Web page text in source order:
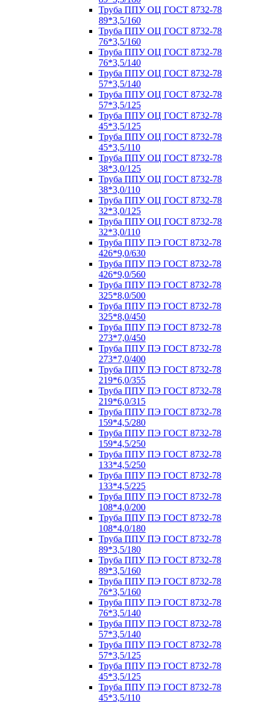
Труба ППУ ОЦ ГОСТ 8732-78
89*3,5/160
Труба ППУ ОЦ ГОСТ 8732-78
76*3,5/160
Труба ППУ ОЦ ГОСТ 8732-78
76*3,5/140
Труба ППУ ОЦ ГОСТ 8732-78
57*3,5/140
Труба ППУ ОЦ ГОСТ 8732-78
57*3,5/125
Труба ППУ ОЦ ГОСТ 8732-78
45*3,5/125
Труба ППУ ОЦ ГОСТ 8732-78
45*3,5/110
Труба ППУ ОЦ ГОСТ 8732-78
38*3,0/125
Труба ППУ ОЦ ГОСТ 8732-78
38*3,0/110
Труба ППУ ОЦ ГОСТ 8732-78
32*3,0/125
Труба ППУ ОЦ ГОСТ 8732-78
32*3,0/110
Труба ППУ ПЭ ГОСТ 8732-78
426*9,0/630
Труба ППУ ПЭ ГОСТ 8732-78
426*9,0/560
Труба ППУ ПЭ ГОСТ 8732-78
325*8,0/500
Труба ППУ ПЭ ГОСТ 8732-78
325*8,0/450
Труба ППУ ПЭ ГОСТ 8732-78
273*7,0/450
Труба ППУ ПЭ ГОСТ 8732-78
273*7,0/400
Труба ППУ ПЭ ГОСТ 8732-78
219*6,0/355
Труба ППУ ПЭ ГОСТ 8732-78
219*6,0/315
Труба ППУ ПЭ ГОСТ 8732-78
159*4,5/280
Труба ППУ ПЭ ГОСТ 8732-78
159*4,5/250
Труба ППУ ПЭ ГОСТ 8732-78
133*4,5/250
Труба ППУ ПЭ ГОСТ 8732-78
133*4,5/225
Труба ППУ ПЭ ГОСТ 8732-78
108*4,0/200
Труба ППУ ПЭ ГОСТ 8732-78
108*4,0/180
Труба ППУ ПЭ ГОСТ 8732-78
89*3,5/180
Труба ППУ ПЭ ГОСТ 8732-78
89*3,5/160
Труба ППУ ПЭ ГОСТ 8732-78
76*3,5/160
Труба ППУ ПЭ ГОСТ 8732-78
76*3,5/140
Труба ППУ ПЭ ГОСТ 8732-78
57*3,5/140
Труба ППУ ПЭ ГОСТ 8732-78
57*3,5/125
Труба ППУ ПЭ ГОСТ 8732-78
45*3,5/125
Труба ППУ ПЭ ГОСТ 8732-78
45*3,5/110